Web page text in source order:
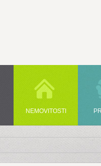
NEMOVITOSTI